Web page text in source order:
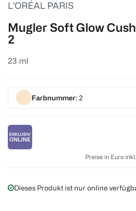
L'ORÉAL PARIS
Mugler Soft Glow
2
23 ml
Farbnummer: 2
Preise in Euro
Dieses Produkt ist nur online